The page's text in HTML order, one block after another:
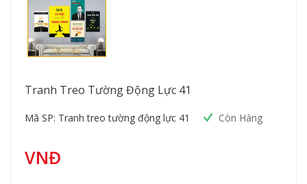
Tranh Treo Tường Động Lực 41
Mã SP: Tranh treo tường động lực 41 Còn Hàng
VNĐ